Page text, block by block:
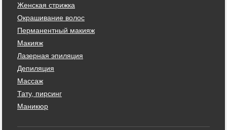
Женская стрижка
Окрашивание волос
Перманентный макияж
Макияж
Лазерная эпиляция
Депиляция
Массаж
Тату, пирсинг
Маникюр